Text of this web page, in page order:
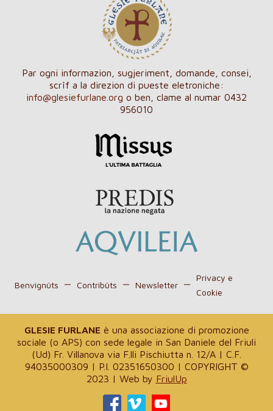
Par ogni informazion, sugjeriment, domande, consei,
scrîf a la direzion di pueste eletroniche:
info@glesiefurlane.org o ben, clame al numar 0432
956010
Benvignûts Contribûts Newsletter
Privacy e
Cookie
GLESIE FURLANE è una associazione di promozione
sociale (o APS) con sede legale in San Daniele del Friuli
(Ud) Fr. Villanova via F.lli Pischiutta n. 12/A | C.F.
94035000309 | P.I. 02351650300 | COPYRIGHT ©
2023 | Web by FriulUp